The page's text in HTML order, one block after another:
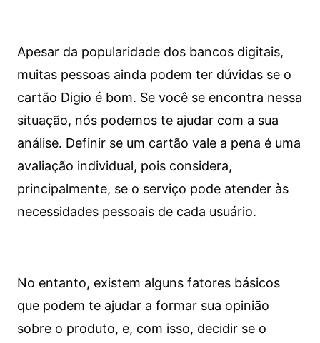
Apesar da popularidade dos bancos digitais,
muitas pessoas ainda podem ter dúvidas se o
cartão Digio é bom. Se você se encontra nessa
situação, nós podemos te ajudar com a sua
análise. Definir se um cartão vale a pena é uma
avaliação individual, pois considera,
principalmente, se o serviço pode atender às
necessidades pessoais de cada usuário.
No entanto, existem alguns fatores básicos
que podem te ajudar a formar sua opinião
sobre o produto, e, com isso, decidir se o